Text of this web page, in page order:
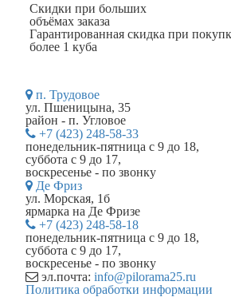
Скидки при больших
объёмах заказа
Гарантированная скидка при
более 1 куба
п. Трудовое
ул. Пшеницына, 35
район - п. Угловое
+7 (423) 248-58-33
понедельник-пятница с 9 до 18,
суббота с 9 до 17,
воскресенье - по звонку
Де Фриз
ул. Морская, 1б
ярмарка на Де Фризе
+7 (423) 248-58-18
понедельник-пятница с 9 до 18,
суббота с 9 до 17,
воскресенье - по звонку
эл.почта: info@pilorama25.ru
Политика обработки информации